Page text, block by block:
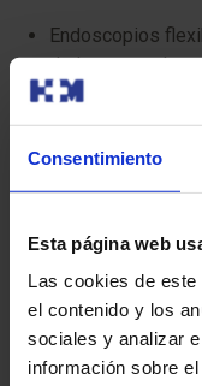
Consentimiento
Esta página web
Las cookies de
el contenido y los
sociales y analizar
información sobre
Endoscopios
de la uretra y la
de cálculos y
Sistemas
Holmio). Es una
invasiva para
(HBP). La